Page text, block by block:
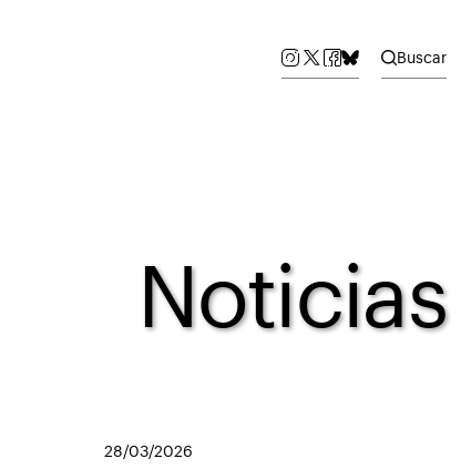
Buscar
Noticias
28/03/2026